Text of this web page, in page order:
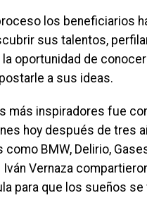
los beneficiarios
sus talentos,
oportunidad de
a sus ideas.
más inspiradores fue
hoy después de tres
BMW, Delirio,
Iván Vernaza
para que los sueños